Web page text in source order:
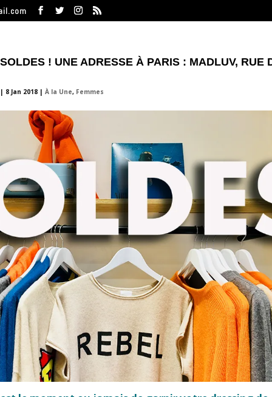
! UNE ADRESSE À PARIS : MADLUV, RUE
8 Jan 2018| À la Une, Femmes